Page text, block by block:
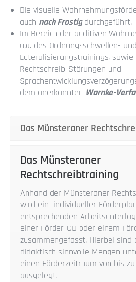
Die visuelle
auch nach Frostigdurchgeführt.
Im Bereich der auditiven
u.a. des Ordnungsschwellen- und
Lateralisierungstrainings, sowie
Rechtschreib-Störungen und
dem anerkannten Warnke-
Das Münsteraner
Das Münsteraner
Rechtschreibtraining
Anhand der Münsteraner
wird ein individueller
entsprechenden
einer Förder-CD oder einem
zusammengefasst. Hierbei
didaktisch sinnvolle Mengen
einen Förderzeitraum von bis
ausgelegt.